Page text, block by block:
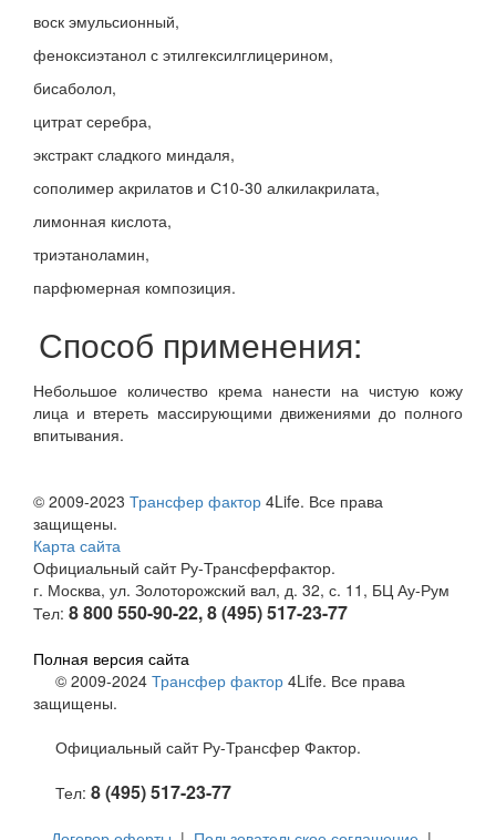
воск эмульсионный,
феноксиэтанол с этилгексилглицерином,
бисаболол,
цитрат серебра,
экстракт сладкого миндаля,
сополимер акрилатов и С10-30 алкилакрилата,
лимонная кислота,
триэтаноламин,
парфюмерная композиция.
Способ применения:
Небольшое количество крема нанести на чистую кожу
лица и втереть массирующими движениями до полного
впитывания.
© 2009-2023 Трансфер фактор 4Life. Все права
защищены.
Карта сайта
Официальный сайт Ру-Трансферфактор.
г. Москва, ул. Золоторожский вал, д. 32, с. 11, БЦ Ау-Рум
Тел: 8 800 550-90-22, 8 (495) 517-23-77
Полная версия сайта
© 2009-2024 Трансфер фактор 4Life. Все права
защищены.
Официальный сайт Ру-Трансфер Фактор.
Тел: 8 (495) 517-23-77